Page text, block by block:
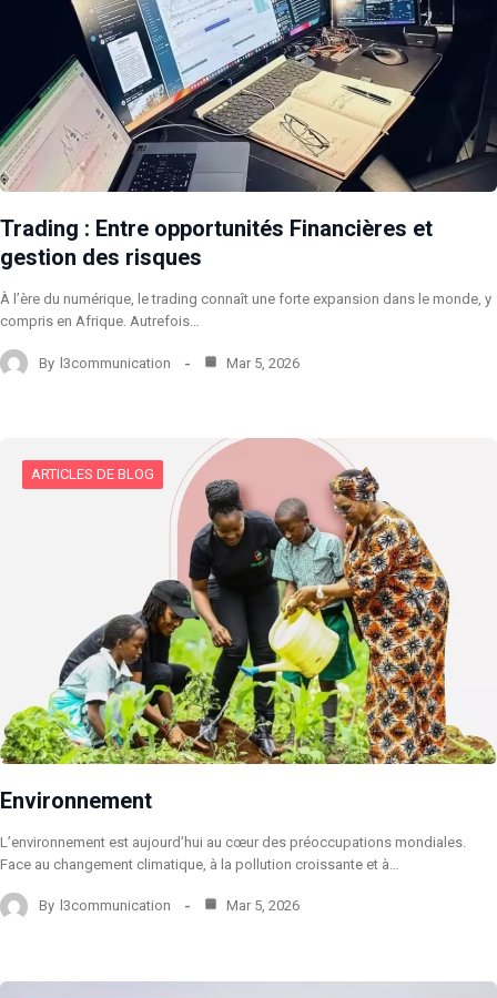
Trading : Entre opportunités Financières et
gestion des risques
À l’ère du numérique, le trading connaît une forte expansion dans le monde, y
compris en Afrique. Autrefois…
By l3communication Mar 5, 2026
ARTICLES DE BLOG
Environnement
L’environnement est aujourd’hui au cœur des préoccupations mondiales.
Face au changement climatique, à la pollution croissante et à…
By l3communication Mar 5, 2026